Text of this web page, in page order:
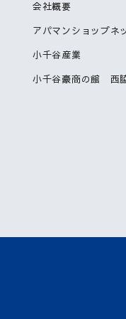
会社概要
アパマンショップネ
小千谷産業
小千谷豪商の館 西